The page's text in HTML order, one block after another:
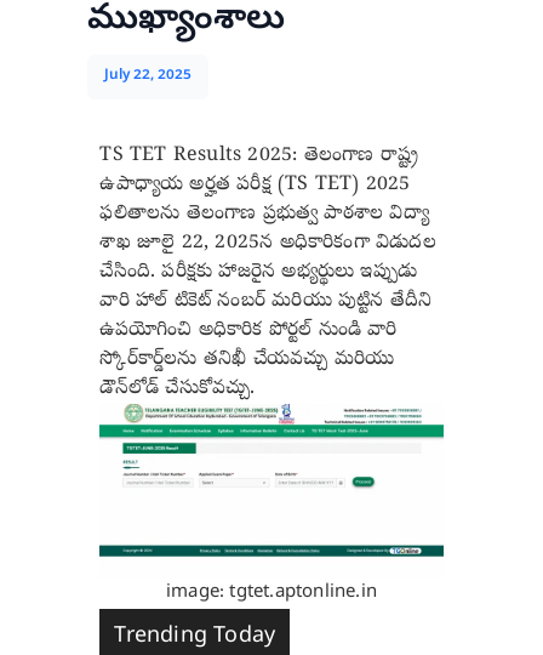
ముఖ్యాంశాలు
July 22, 2025
TS TET Results 2025: తెలంగాణ రాష్ట్ర
ఉపాధ్యాయ అర్హత పరీక్ష (TS TET) 2025
ఫలితాలను తెలంగాణ ప్రభుత్వ పాఠశాల విద్యా
శాఖ జూలై 22, 2025న అధికారికంగా విడుదల
చేసింది. పరీక్షకు హాజరైన అభ్యర్థులు ఇప్పుడు
వారి హాల్ టికెట్ నంబర్ మరియు పుట్టిన తేదీని
ఉపయోగించి అధికారిక పోర్టల్ నుండి వారి
స్కోర్‌కార్డ్‌లను తనిఖీ చేయవచ్చు మరియు
డౌన్‌లోడ్ చేసుకోవచ్చు.
image: tgtet.aptonline.in
Trending Today